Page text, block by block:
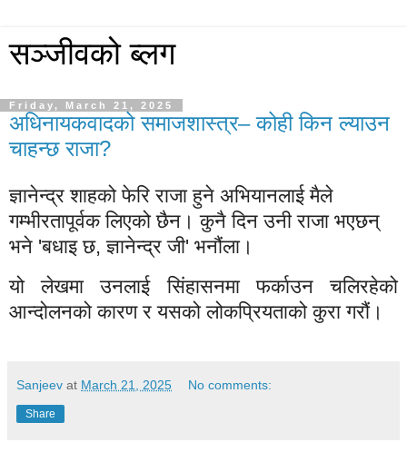
सञ्जीवको ब्लग
Friday, March 21, 2025
अधिनायकवादको समाजशास्त्र– कोही किन ल्याउन
चाहन्छ राजा?
ज्ञानेन्द्र शाहको फेरि राजा हुने अभियानलाई मैले
गम्भीरतापूर्वक लिएको छैन। कुनै दिन उनी राजा भएछन्
भने 'बधाइ छ, ज्ञानेन्द्र जी' भनौंला।
यो लेखमा उनलाई सिंहासनमा फर्काउन चलिरहेको
आन्दोलनको कारण र यसको लोकप्रियताको कुरा गरौं।
Sanjeev at March 21, 2025 No comments:
Share